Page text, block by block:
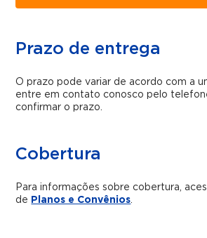
Prazo de entrega
O prazo pode variar de acordo com a
entre em contato conosco pelo
confirmar o prazo.
Cobertura
Para informações sobre cobertura,
de Planos e Convênios.